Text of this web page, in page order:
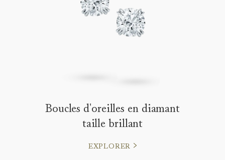
Boucles d'oreilles en diamant
taille brillant
EXPLORER